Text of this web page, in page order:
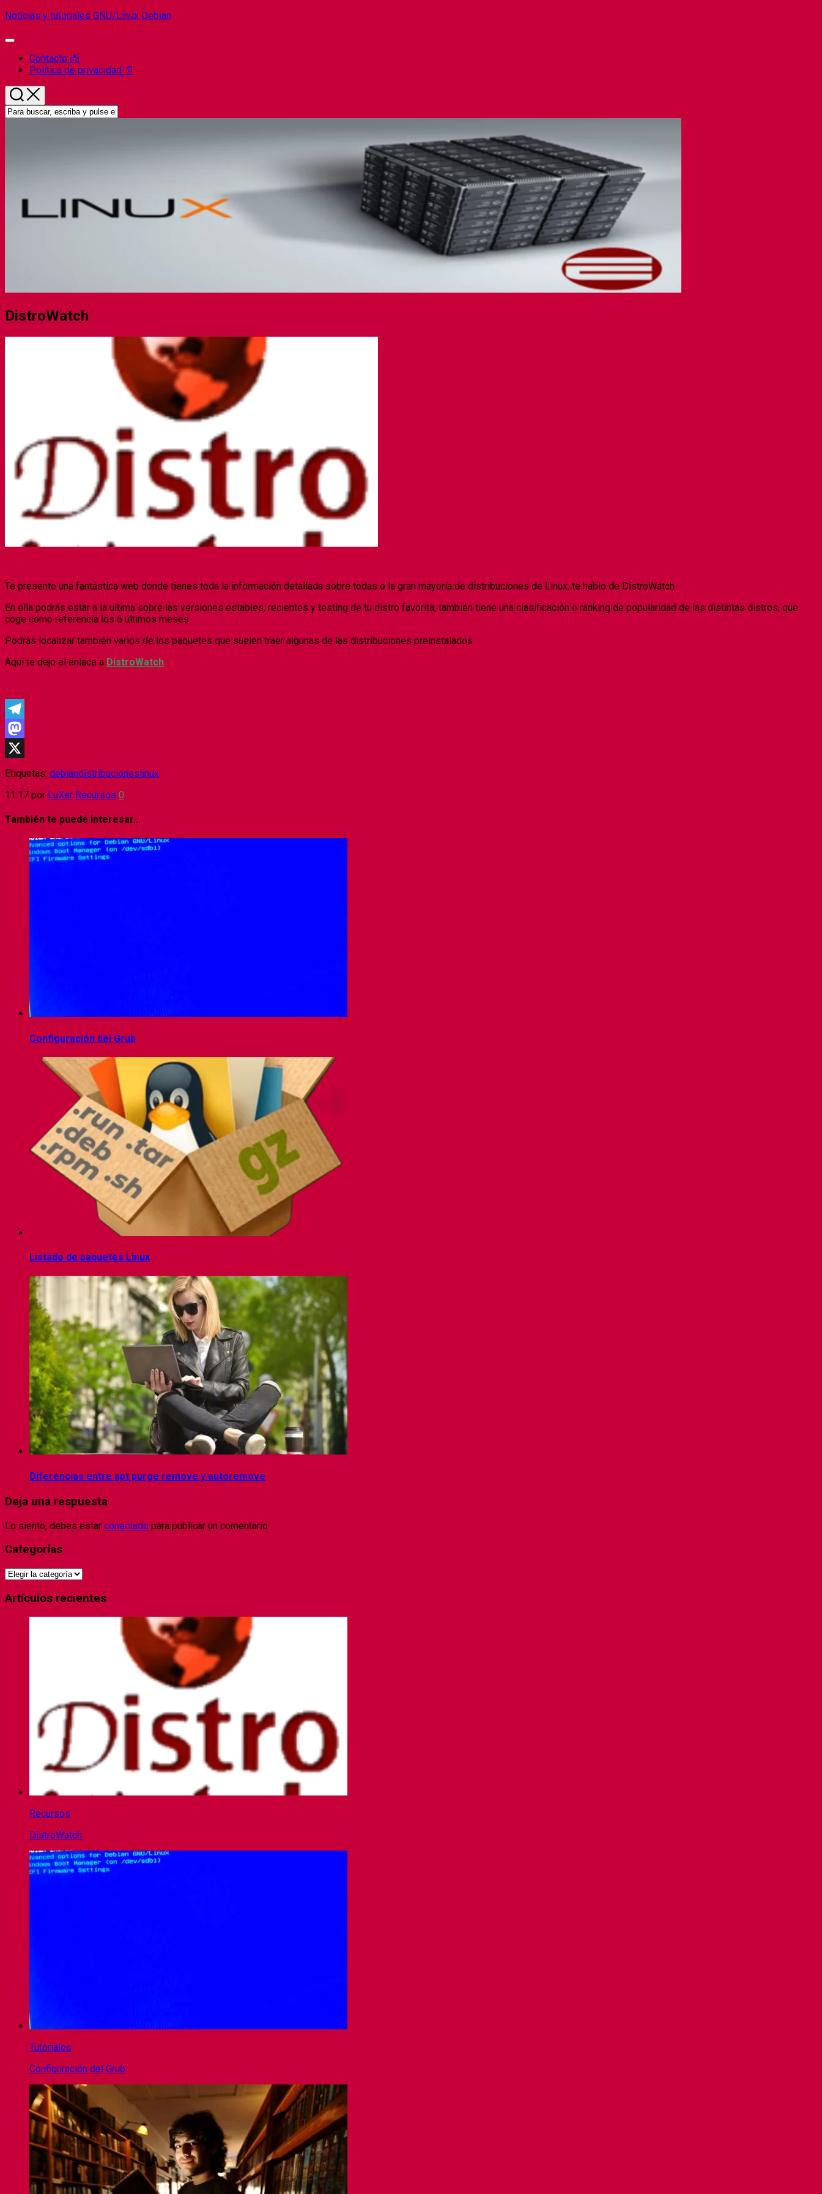
Saltar
contenido
Noticias y tutoriales GNU/Linux Debian
Ampliar
menú Contacto 📩
Política de privacidad 📄
DistroWatch
Te presento una fantástica web donde tienes toda la información detallada sobre todas o la gran mayoría de distribuciones de Linux, te hablo de DistroWatch
En ella podrás estar a la ultima sobre las versiones estables, recientes y testing de tu distro favorita, también tiene una clasificación o ranking de popularidad de las distintas distros, que
coge como referencia los 6 últimos meses
Podrás localizar también varios de los paquetes que suelen traer algunas de las distribuciones preinstalados
Aquí te dejo el enlace a DistroWatch
Telegram
Mastodon
X
Etiquetas: debiandistribucioneslinux
11:17 por LuXer Recursos 0
También te puede interesar...
Configuración del Grub
Listado de paquetes Linux
Diferencias entre apt purge remove y autoremove
Deja una respuesta
Lo siento, debes estar conectado para publicar un comentario.
Categorías
Categorías
Artículos recientes
Recursos
DistroWatch
Tutoriales
Configuración del Grub